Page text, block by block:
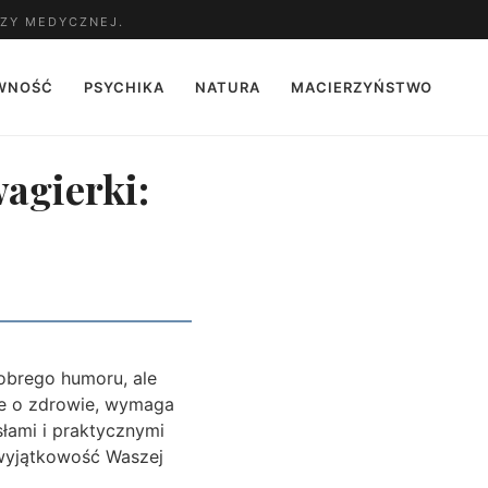
MEDYCZNEJ.
PSYCHIKA NATURA MACIERZYŃSTWO
humoru, ale
o zdrowie, wymaga
i praktycznymi
Waszej